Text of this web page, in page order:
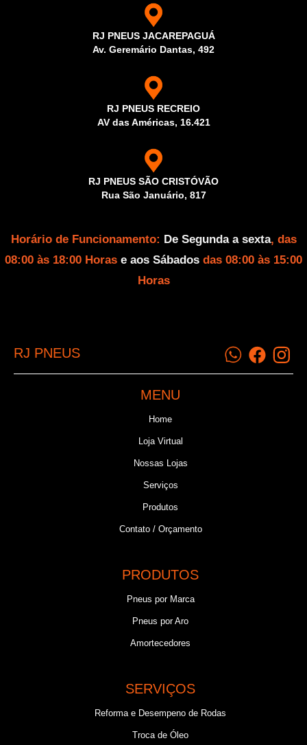
RJ PNEUS JACAREPAGUÁ
Av. Geremário Dantas, 492
RJ PNEUS RECREIO
AV das Américas, 16.421
RJ PNEUS SÃO CRISTÓVÃO
Rua São Januário, 817
Horário de Funcionamento: De Segunda a sexta, das
08:00 às 18:00 Horas e aos Sábados das 08:00 às 15:00
Horas
RJ PNEUS
MENU
Home
Loja Virtual
Nossas Lojas
Serviços
Produtos
Contato / Orçamento
PRODUTOS
Pneus por Marca
Pneus por Aro
Amortecedores
SERVIÇOS
Reforma e Desempeno de Rodas
Troca de Óleo